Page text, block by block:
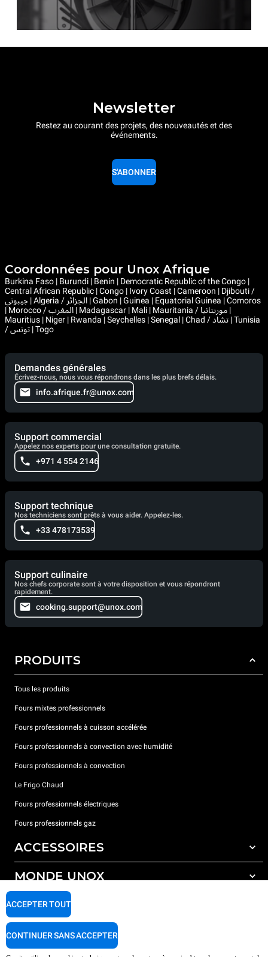
Newsletter
Restez au courant des projets, des nouveautés et des
événements.
S'ABONNER
Coordonnées pour Unox Afrique
Burkina Faso | Burundi | Benin | Democratic Republic of the Congo |
Central African Republic | Congo | Ivory Coast | Cameroon | Djibouti /
جيبوتي | Algeria / الجزائر | Gabon | Guinea | Equatorial Guinea | Comoros
| Morocco / المغرب | Madagascar | Mali | Mauritania / موريتانيا |
Mauritius | Niger | Rwanda | Seychelles | Senegal | Chad / تشاد | Tunisia
/ تونس | Togo
Demandes générales
Écrivez-nous, nous vous répondrons dans les plus brefs délais.
info.afrique.fr@unox.com
Support commercial
Appelez nos experts pour une consultation gratuite.
+971 4 554 2146
Support technique
Nos techniciens sont prêts à vous aider. Appelez-les.
+33 478173539
Support culinaire
Nos chefs corporate sont à votre disposition et vous répondront
rapidement.
cooking.support@unox.com
PRODUITS
Tous les produits
Fours mixtes professionnels
Fours professionnels à cuisson accélérée
Fours professionnels à convection avec humidité
Fours professionnels à convection
Le Frigo Chaud
Fours professionnels électriques
Fours professionnels gaz
ACCESSOIRES
Tous les accessoires
Détergents pour lavage automatique
Détergents pour lavage manuel
Traitement de l'eau avec filtres à résine
MONDE UNOX
Nos bureaux dans le monde
SUPPORT
Garantie Unox
ACCEPTER TOUT
CONTINUER SANS ACCEPTER